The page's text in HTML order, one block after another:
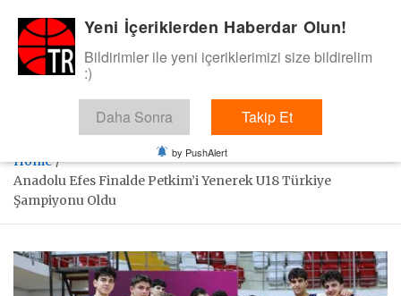
content
BasketTR
Sol dip çizgiden bir basket de bizden gelsin dedik.
Home
Anadolu Efes Finalde Petkim’i Yenerek U18 Türkiye
Şampiyonu Oldu
Yeni İçeriklerden Haberdar Olun!
Bildirimler ile yeni içeriklerimizi size bildirelim
:)
Daha Sonra Takip Et
by PushAlert